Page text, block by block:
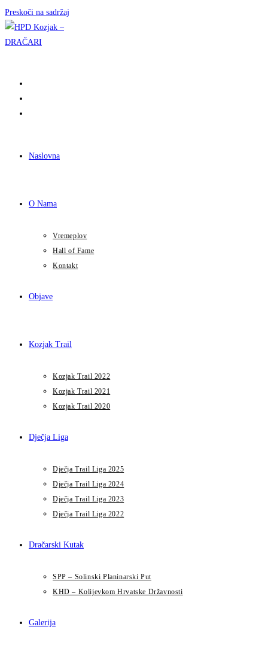
Preskoči na sadržaj
Naslovna
O Nama
Vremeplov
Hall of Fame
Kontakt
Objave
Kozjak Trail
Kozjak Trail 2022
Kozjak Trail 2021
Kozjak Trail 2020
Dječja Liga
Dječja Trail Liga 2025
Dječja Trail Liga 2024
Dječja Trail Liga 2023
Dječja Trail Liga 2022
Dračarski Kutak
SPP – Solinski Planinarski Put
KHD – Kolijevkom Hrvatske Državnosti
Galerija